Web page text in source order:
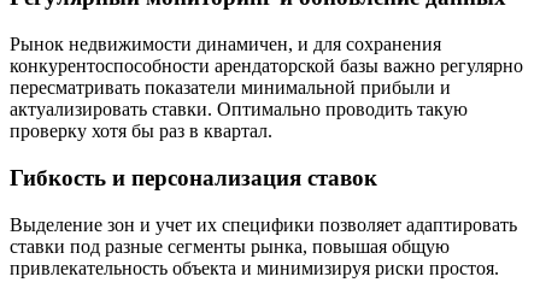
Рынок недвижимости динамичен, и для сохранения
конкурентоспособности арендаторской базы важно регулярно
пересматривать показатели минимальной прибыли и
актуализировать ставки. Оптимально проводить такую
проверку хотя бы раз в квартал.
Гибкость и персонализация ставок
Выделение зон и учет их специфики позволяет адаптировать
ставки под разные сегменты рынка, повышая общую
привлекательность объекта и минимизируя риски простоя.